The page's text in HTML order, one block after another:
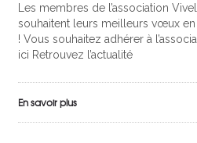
Les membres de l’association
souhaitent leurs meilleurs vœux
! Vous souhaitez adhérer à
ici Retrouvez l’actualité
En savoir plus